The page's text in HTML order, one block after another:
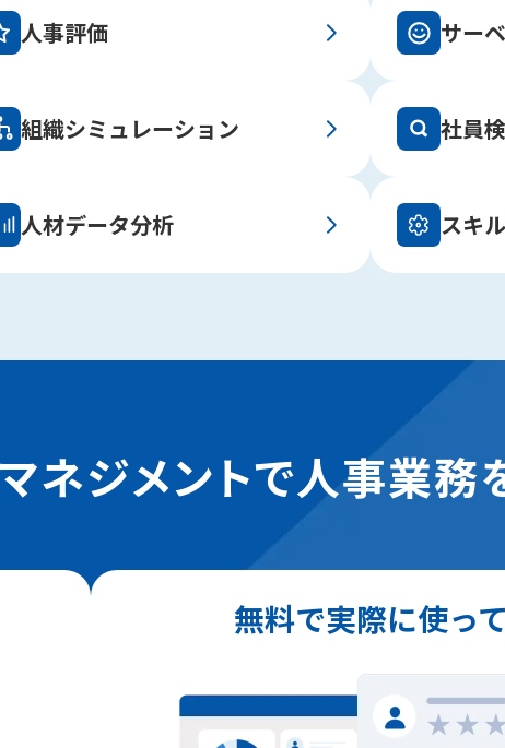
人事評価 サー
組織シミュレーション 社員
人材データ分析 スキ
ネジメントで人事業務
無料で実際に使っ